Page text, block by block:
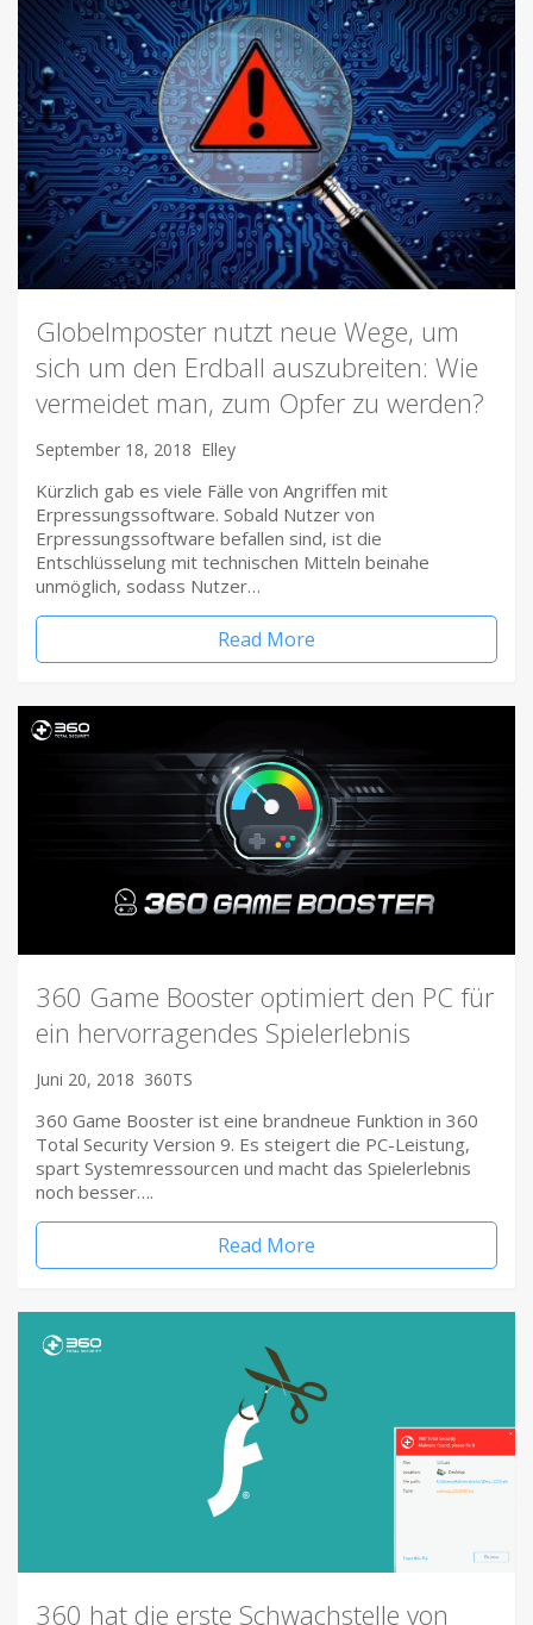
Globelmposter nutzt neue Wege, um
sich um den Erdball auszubreiten: Wie
vermeidet man, zum Opfer zu werden?
September 18, 2018 Elley
Kürzlich gab es viele Fälle von Angriffen mit
Erpressungssoftware. Sobald Nutzer von
Erpressungssoftware befallen sind, ist die
Entschlüsselung mit technischen Mitteln beinahe
unmöglich, sodass Nutzer…
Read More
360 Game Booster optimiert den PC für
ein hervorragendes Spielerlebnis
Juni 20, 2018 360TS
360 Game Booster ist eine brandneue Funktion in 360
Total Security Version 9. Es steigert die PC-Leistung,
spart Systemressourcen und macht das Spielerlebnis
noch besser….
Read More
360 hat die erste Schwachstelle von